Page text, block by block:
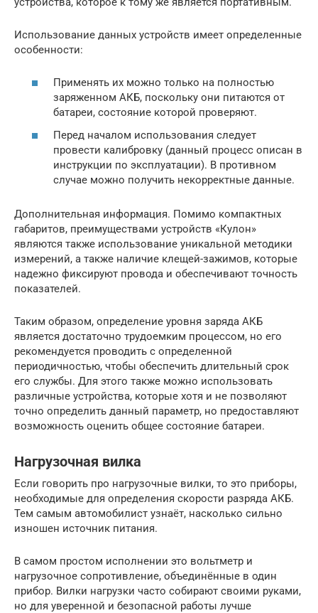
Использование данных устройств имеет определенные
особенности:
Применять их можно только на полностью
заряженном АКБ, поскольку они питаются от
батареи, состояние которой проверяют.
Перед началом использования следует
провести калибровку (данный процесс описан в
инструкции по эксплуатации). В противном
случае можно получить некорректные данные.
Дополнительная информация. Помимо компактных
габаритов, преимуществами устройств «Кулон»
являются также использование уникальной методики
измерений, а также наличие клещей-зажимов, которые
надежно фиксируют провода и обеспечивают точность
показателей.
Таким образом, определение уровня заряда АКБ
является достаточно трудоемким процессом, но его
рекомендуется проводить с определенной
периодичностью, чтобы обеспечить длительный срок
его службы. Для этого также можно использовать
различные устройства, которые хотя и не позволяют
точно определить данный параметр, но предоставляют
возможность оценить общее состояние батареи.
Нагрузочная вилка
Если говорить про нагрузочные вилки, то это приборы,
необходимые для определения скорости разряда АКБ.
Тем самым автомобилист узнаёт, насколько сильно
изношен источник питания.
В самом простом исполнении это вольтметр и
нагрузочное сопротивление, объединённые в один
прибор. Вилки нагрузки часто собирают своими руками,
но для уверенной и безопасной работы лучше